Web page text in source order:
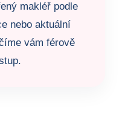
makléř podle
nebo aktuální
vám férově